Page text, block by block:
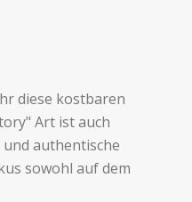
diese kostbaren
Art ist auch
authentische
sowohl auf dem